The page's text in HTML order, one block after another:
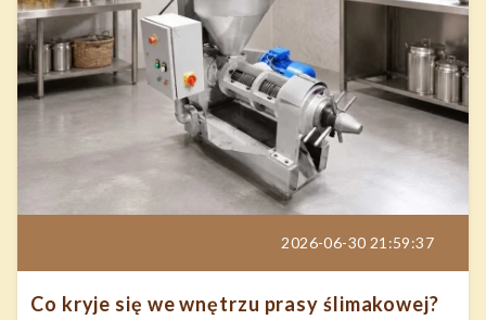
2026-06-30 21:59:37
Co kryje się we wnętrzu prasy ślimakowej?